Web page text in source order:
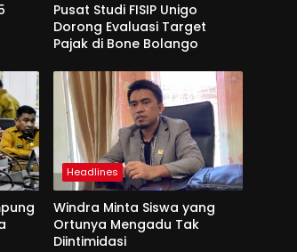
Pusat Studi FISIP Unigo
Dorong Evaluasi Target
Pajak di Bone Bolango
Headlines
Windra Minta Siswa yang
Ortunya Mengadu Tak
Diintimidasi